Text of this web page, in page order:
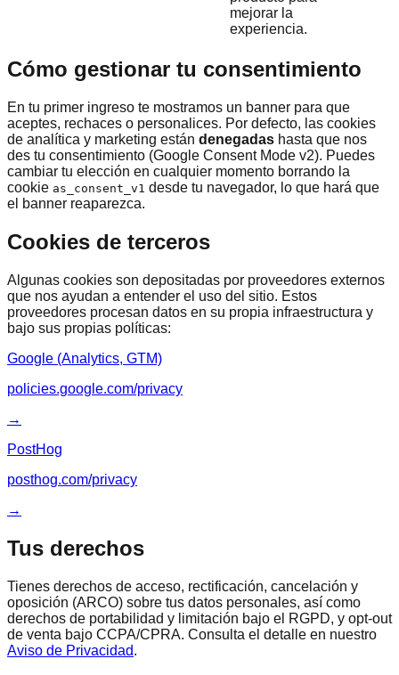
mejorar la
experiencia.
Cómo gestionar tu consentimiento
En tu primer ingreso te mostramos un banner para que
aceptes, rechaces o personalices. Por defecto, las cookies
de analítica y marketing están denegadas hasta que nos
des tu consentimiento (Google Consent Mode v2). Puedes
cambiar tu elección en cualquier momento borrando la
cookie as_consent_v1 desde tu navegador, lo que hará que
el banner reaparezca.
Cookies de terceros
Algunas cookies son depositadas por proveedores externos
que nos ayudan a entender el uso del sitio. Estos
proveedores procesan datos en su propia infraestructura y
bajo sus propias políticas:
Google (Analytics, GTM)
policies.google.com/privacy
→
PostHog
posthog.com/privacy
→
Tus derechos
Tienes derechos de acceso, rectificación, cancelación y
oposición (ARCO) sobre tus datos personales, así como
derechos de portabilidad y limitación bajo el RGPD, y opt-out
de venta bajo CCPA/CPRA. Consulta el detalle en nuestro
Aviso de Privacidad.